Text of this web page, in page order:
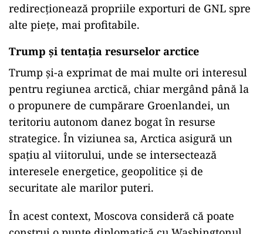
redirecționează propriile exporturi de GNL spre
alte piețe, mai profitabile.
Trump și tentația resurselor arctice
Trump și-a exprimat de mai multe ori interesul
pentru regiunea arctică, chiar mergând până la
o propunere de cumpărare Groenlandei, un
teritoriu autonom danez bogat în resurse
strategice. În viziunea sa, Arctica asigură un
spațiu al viitorului, unde se intersectează
interesele energetice, geopolitice și de
securitate ale marilor puteri.
În acest context, Moscova consideră că poate